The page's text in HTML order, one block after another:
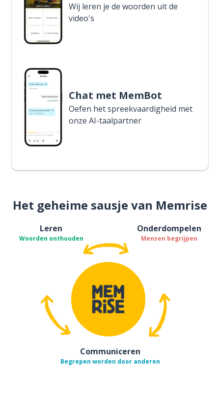
Wij leren je de woorden uit de
video's
Chat met MemBot
Oefen het spreekvaardigheid met
onze AI-taalpartner
Het geheime sausje van Memrise
Leren
Woorden onthouden
Onderdompelen
Mensen begrijpen
Communiceren
Begrepen worden door anderen